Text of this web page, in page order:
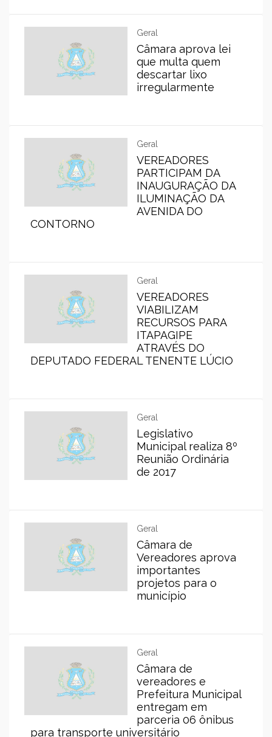
Geral
Câmara aprova lei
que multa quem
descartar lixo
irregularmente
Geral
VEREADORES
PARTICIPAM DA
INAUGURAÇÃO DA
ILUMINAÇÃO DA
AVENIDA DO
CONTORNO
Geral
VEREADORES
VIABILIZAM
RECURSOS PARA
ITAPAGIPE
ATRAVÉS DO
DEPUTADO FEDERAL TENENTE LÚCIO
Geral
Legislativo
Municipal realiza 8º
Reunião Ordinária
de 2017
Geral
Câmara de
Vereadores aprova
importantes
projetos para o
município
Geral
Câmara de
vereadores e
Prefeitura Municipal
entregam em
parceria 06 ônibus
para transporte universitário